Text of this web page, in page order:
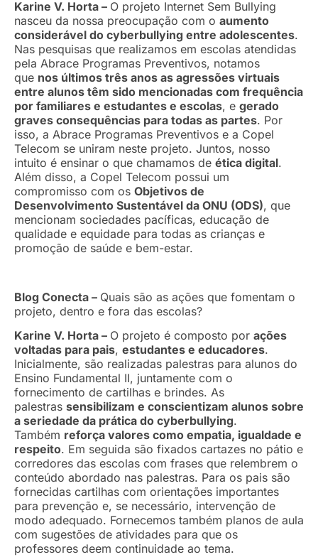
Karine V. Horta – O projeto Internet Sem Bullying
nasceu da nossa preocupação com o aumento
considerável do cyberbullying entre adolescentes.
Nas pesquisas que realizamos em escolas atendidas
pela Abrace Programas Preventivos, notamos
que nos últimos três anos as agressões virtuais
entre alunos têm sido mencionadas com frequência
por familiares e estudantes e escolas, e gerado
graves consequências para todas as partes. Por
isso, a Abrace Programas Preventivos e a Copel
Telecom se uniram neste projeto. Juntos, nosso
intuito é ensinar o que chamamos de ética digital.
Além disso, a Copel Telecom possui um
compromisso com os Objetivos de
Desenvolvimento Sustentável da ONU (ODS), que
mencionam sociedades pacíficas, educação de
qualidade e equidade para todas as crianças e
promoção de saúde e bem-estar.
Blog Conecta – Quais são as ações que fomentam o
projeto, dentro e fora das escolas?
Karine V. Horta – O projeto é composto por ações
voltadas para pais, estudantes e educadores.
Inicialmente, são realizadas palestras para alunos do
Ensino Fundamental II, juntamente com o
fornecimento de cartilhas e brindes. As
palestras sensibilizam e conscientizam alunos sobre
a seriedade da prática do cyberbullying.
Também reforça valores como empatia, igualdade e
respeito. Em seguida são fixados cartazes no pátio e
corredores das escolas com frases que relembrem o
conteúdo abordado nas palestras. Para os pais são
fornecidas cartilhas com orientações importantes
para prevenção e, se necessário, intervenção de
modo adequado. Fornecemos também planos de aula
com sugestões de atividades para que os
professores deem continuidade ao tema.